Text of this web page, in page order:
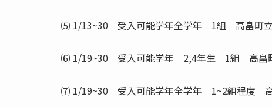
⑸ 1/13~30 受入可能学年全学年 1組 高畠町立
⑹ 1/19~30 受入可能学年 2,4年生 1組 高畠
⑺ 1/19~30 受入可能学年全学年 1~2組程度 高